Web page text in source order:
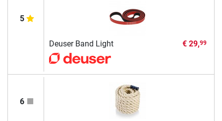
5
Deuser Band Light € 29,99
6